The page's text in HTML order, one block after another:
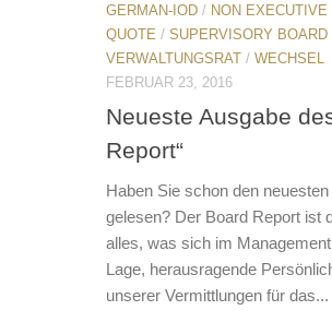
GERMAN-IOD / NON EXECUTIVE
QUOTE / SUPERVISORY BOARD
VERWALTUNGSRAT / WECHSEL
FEBRUAR 23, 2016
Neueste Ausgabe
Report“
Haben Sie schon den neuesten
gelesen? Der Board Report ist
alles, was sich im
Lage, herausragende
unserer Vermittlungen für das...